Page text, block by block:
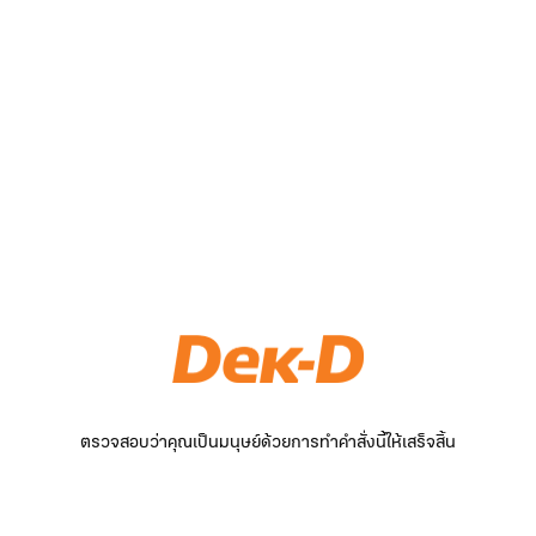
ตรวจสอบว่าคุณเป็นมนุษย์ด้วยการทำคำสั่งนี้ให้เสร็จสิ้น